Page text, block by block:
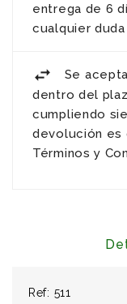
entrega de 6
cualquier
Se
dentro del
cumpliendo
devolución es
Términos y
Ref: 511